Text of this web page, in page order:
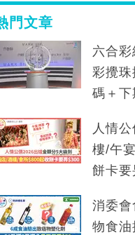
門文章
六合
彩攪珠
碼＋下
人情
樓/午
餅卡
消委
物食